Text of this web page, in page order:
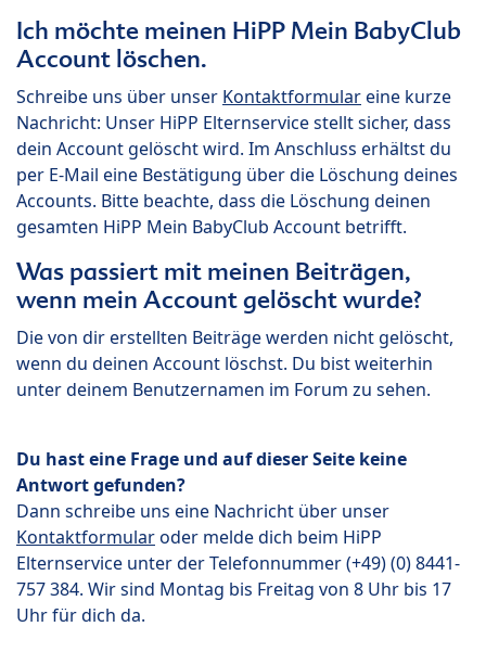
Ich möchte meinen HiPP Mein BabyClub
Account löschen.
Schreibe uns über unser Kontaktformulareine kurze
Nachricht: Unser HiPP Elternservice stellt sicher, dass
dein Account gelöscht wird. Im Anschluss erhältst du
per E-Mail eine Bestätigung über die Löschung deines
Accounts. Bitte beachte, dass die Löschung deinen
gesamten HiPP Mein BabyClub Account betrifft.
Was passiert mit meinen Beiträgen,
wenn mein Account gelöscht wurde?
Die von dir erstellten Beiträge werden nicht gelöscht,
wenn du deinen Account löschst. Du bist weiterhin
unter deinem Benutzernamen im Forum zu sehen.
Du hast eine Frage und auf dieser Seite keine
Antwort gefunden?
Dann schreibe uns eine Nachricht über unser
Kontaktformularoder melde dich beim HiPP
Elternservice unter der Telefonnummer (+49) (0) 8441-
757 384. Wir sind Montag bis Freitag von 8 Uhr bis 17
Uhr für dich da.